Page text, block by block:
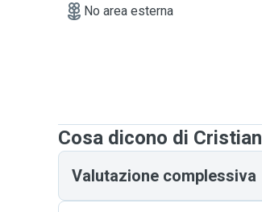
No area esterna
Cosa dicono di Cristian
Valutazione complessiva